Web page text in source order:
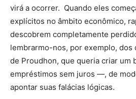
virá a ocorrer. Quando eles
explícitos no âmbito econômico,
descobrem completamente
lembrarmo-nos, por exemplo, dos
de Proudhon, que queria criar um
empréstimos sem juros —, de
apontar suas falácias lógicas.